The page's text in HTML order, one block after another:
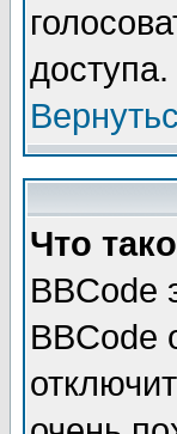
доступа.
Что
BBCode
BBCode